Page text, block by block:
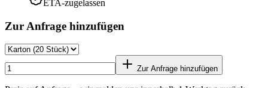
ETA-zugelassen
Zur Anfrage hinzufügen
Zur Anfrage hinzufügen